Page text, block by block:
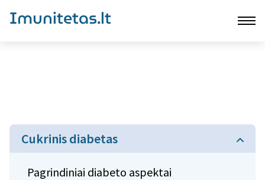
Imunitetas.lt
Cukrinis diabetas
Pagrindiniai diabeto aspektai